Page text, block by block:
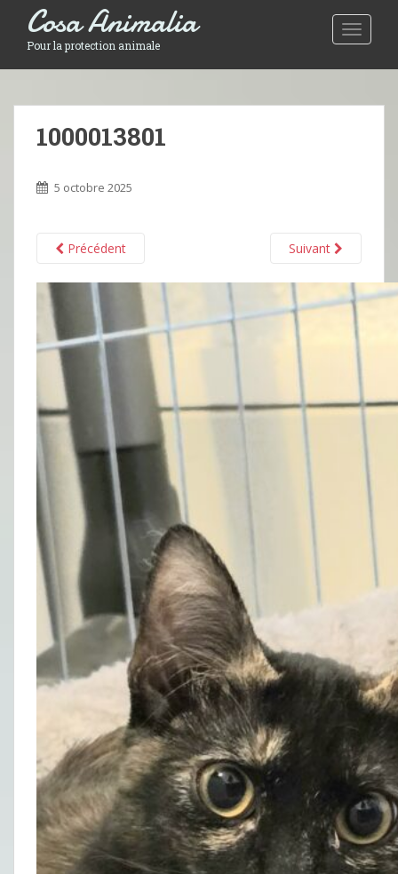
Toggle
Cosa Animalia
Pour la protection animale
1000013801
5 octobre 2025
Précédent Suivant